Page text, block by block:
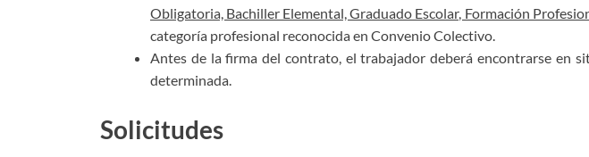
Obligatoria, Bachiller Elemental, Graduado Escolar, Formación
categoría profesional reconocida en Convenio Colectivo.
Antes de la firma del contrato, el trabajador deberá encontrarse en
determinada.
Solicitudes